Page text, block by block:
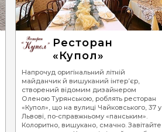
Ресторан
«Купол»
Напрочуд оригінальний літній
майданчик й вишуканий інтер’єр,
створений відомим дизайнером
Оленою Турянською, роблять ресторан
«Купол», що на вулиці Чайковського, 37 у
Львові, по-справжньому «панським».
Колоритно, вишукано, смачно. Завітайте